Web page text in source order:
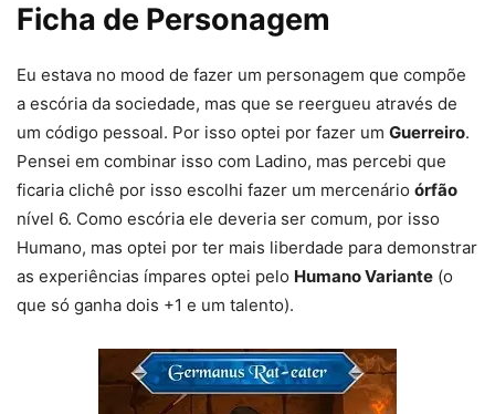
Ficha de Personagem
Eu estava no mood de fazer um personagem que compõe
a escória da sociedade, mas que se reergueu através de
um código pessoal. Por isso optei por fazer um Guerreiro.
Pensei em combinar isso com Ladino, mas percebi que
ficaria clichê por isso escolhi fazer um mercenário órfão
nível 6. Como escória ele deveria ser comum, por isso
Humano, mas optei por ter mais liberdade para demonstrar
as experiências ímpares optei pelo Humano Variante (o
que só ganha dois +1 e um talento).